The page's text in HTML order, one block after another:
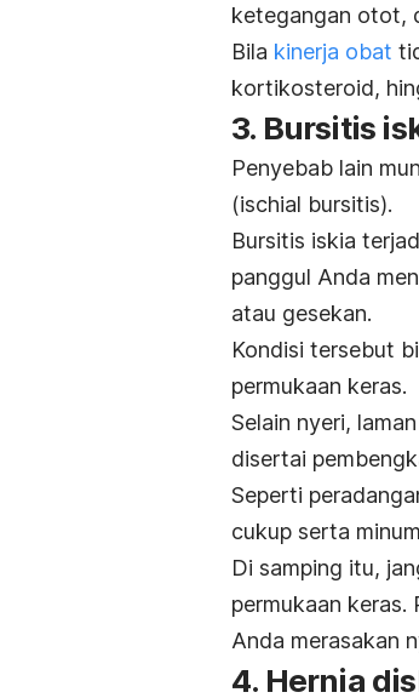
ketegangan otot,
Bila kinerja obat
kortikosteroid,
3. Bursitis
Penyebab lain
(ischial bursitis).
Bursitis iskia
panggul Anda
atau gesekan.
Kondisi tersebut
permukaan keras.
Selain nyeri, laman
disertai
Seperti
cukup serta
Di samping itu,
permukaan
Anda merasakan
4. Hernia